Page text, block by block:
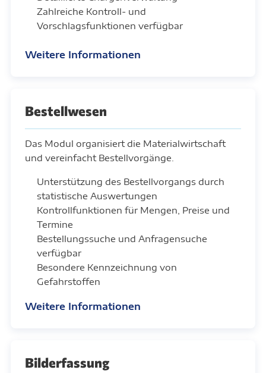
Zahlreiche Kontroll- und
Vorschlagsfunktionen verfügbar
Weitere Informationen
Bestellwesen
Das Modul organisiert die Materialwirtschaft
und vereinfacht Bestellvorgänge.
Unterstützung des Bestellvorgangs durch
statistische Auswertungen
Kontrollfunktionen für Mengen, Preise und
Termine
Bestellungssuche und Anfragensuche
verfügbar
Besondere Kennzeichnung von
Gefahrstoffen
Weitere Informationen
Bilderfassung